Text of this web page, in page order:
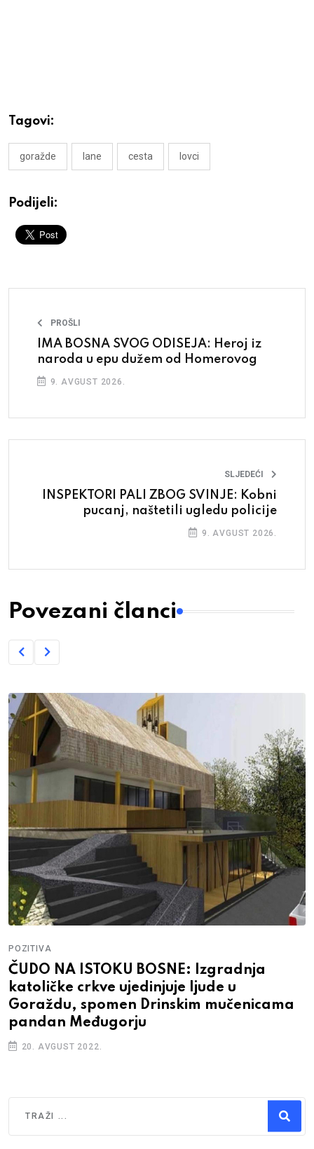
Tagovi:
goražde lane cesta lovci
Podijeli:
PROŠLI
IMA BOSNA SVOG ODISEJA: Heroj iz
naroda u epu dužem od Homerovog
9. AVGUST 2026.
SLJEDEĆI
INSPEKTORI PALI ZBOG SVINJE: Kobni
pucanj, naštetili ugledu policije
9. AVGUST 2026.
Povezani članci
POZITIVA
ČUDO NA ISTOKU BOSNE: Izgradnja
katoličke crkve ujedinjuje ljude u
Goraždu, spomen Drinskim mučenicama
pandan Međugorju
20. AVGUST 2022.
Type 2 or more characters for results.